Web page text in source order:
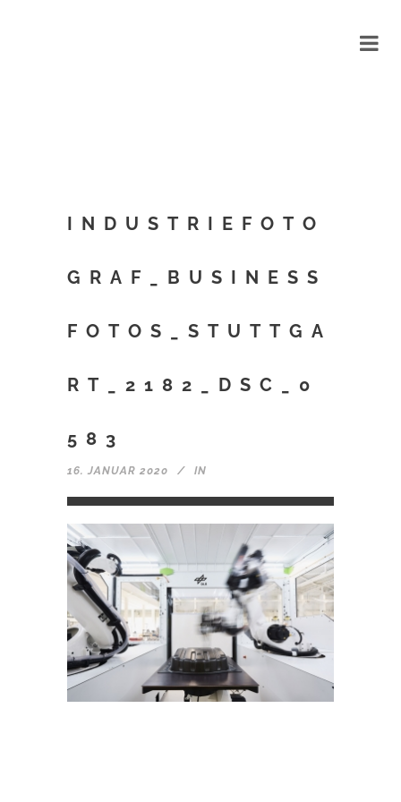
INDUSTRIEFOTO
GRAF_BUSINESS
FOTOS_STUTTGA
RT_2182_DSC_0
583
16. JANUAR 2020 IN